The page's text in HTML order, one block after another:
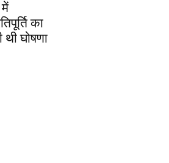
में
का
थी घोषणा